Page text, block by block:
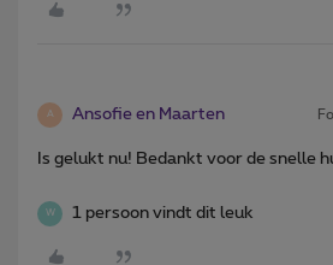
A Ansofie en Maarten
Is gelukt nu! Bedankt voor de snelle
W 1 persoon vindt dit leuk